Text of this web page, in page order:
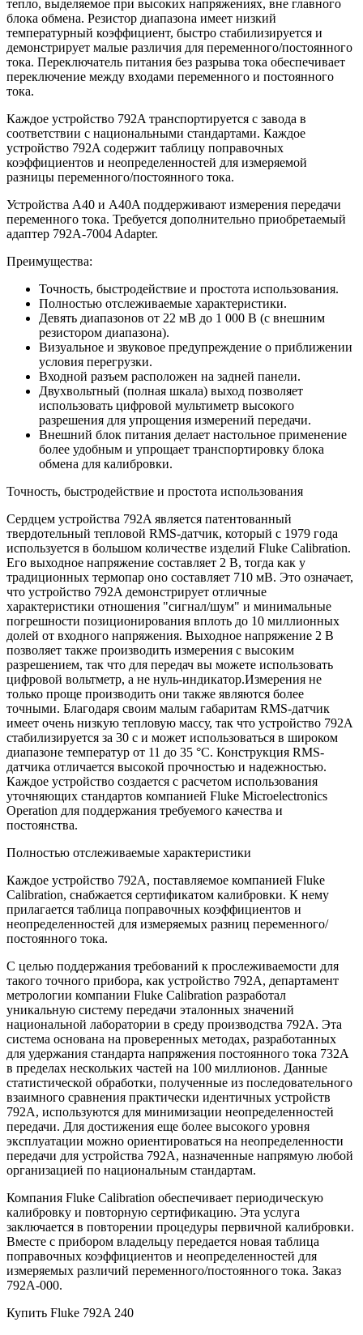
тепло, выделяемое при высоких напряжениях, вне главного
блока обмена. Резистор диапазона имеет низкий
температурный коэффициент, быстро стабилизируется и
демонстрирует малые различия для переменного/постоянного
тока. Переключатель питания без разрыва тока обеспечивает
переключение между входами переменного и постоянного
тока.
Каждое устройство 792A транспортируется с завода в
соответствии с национальными стандартами. Каждое
устройство 792A содержит таблицу поправочных
коэффициентов и неопределенностей для измеряемой
разницы переменного/постоянного тока.
Устройства A40 и A40A поддерживают измерения передачи
переменного тока. Требуется дополнительно приобретаемый
адаптер 792A-7004 Adapter.
Преимущества:
Точность, быстродействие и простота использования.
Полностью отслеживаемые характеристики.
Девять диапазонов от 22 мВ до 1 000 В (с внешним
резистором диапазона).
Визуальное и звуковое предупреждение о приближении
условия перегрузки.
Входной разъем расположен на задней панели.
Двухвольтный (полная шкала) выход позволяет
использовать цифровой мультиметр высокого
разрешения для упрощения измерений передачи.
Внешний блок питания делает настольное применение
более удобным и упрощает транспортировку блока
обмена для калибровки.
Точность, быстродействие и простота использования
Сердцем устройства 792A является патентованный
твердотельный тепловой RMS-датчик, который с 1979 года
используется в большом количестве изделий Fluke Calibration.
Его выходное напряжение составляет 2 В, тогда как у
традиционных термопар оно составляет 710 мВ. Это означает,
что устройство 792A демонстрирует отличные
характеристики отношения "сигнал/шум" и минимальные
погрешности позиционирования вплоть до 10 миллионных
долей от входного напряжения. Выходное напряжение 2 В
позволяет также производить измерения с высоким
разрешением, так что для передач вы можете использовать
цифровой вольтметр, а не нуль-индикатор.Измерения не
только проще производить они также являются более
точными. Благодаря своим малым габаритам RMS-датчик
имеет очень низкую тепловую массу, так что устройство 792A
стабилизируется за 30 с и может использоваться в широком
диапазоне температур от 11 до 35 °C. Конструкция RMS-
датчика отличается высокой прочностью и надежностью.
Каждое устройство создается с расчетом использования
уточняющих стандартов компанией Fluke Microelectronics
Operation для поддержания требуемого качества и
постоянства.
Полностью отслеживаемые характеристики
Каждое устройство 792A, поставляемое компанией Fluke
Calibration, снабжается сертификатом калибровки. К нему
прилагается таблица поправочных коэффициентов и
неопределенностей для измеряемых разниц переменного/
постоянного тока.
С целью поддержания требований к прослеживаемости для
такого точного прибора, как устройство 792A, департамент
метрологии компании Fluke Calibration разработал
уникальную систему передачи эталонных значений
национальной лаборатории в среду производства 792A. Эта
система основана на проверенных методах, разработанных
для удержания стандарта напряжения постоянного тока 732A
в пределах нескольких частей на 100 миллионов. Данные
статистической обработки, полученные из последовательного
взаимного сравнения практически идентичных устройств
792A, используются для минимизации неопределенностей
передачи. Для достижения еще более высокого уровня
эксплуатации можно ориентироваться на неопределенности
передачи для устройства 792A, назначенные напрямую любой
организацией по национальным стандартам.
Компания Fluke Calibration обеспечивает периодическую
калибровку и повторную сертификацию. Эта услуга
заключается в повторении процедуры первичной калибровки.
Вместе с прибором владельцу передается новая таблица
поправочных коэффициентов и неопределенностей для
измеряемых различий переменного/постоянного тока. Заказ
792A-000.
Купить Fluke 792A 240